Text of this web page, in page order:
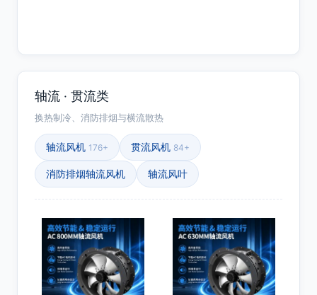
轴流 · 贯流类
换热制冷、消防排烟与横流散热
轴流风机 176+ 贯流风机 84+
消防排烟轴流风机 轴流风叶